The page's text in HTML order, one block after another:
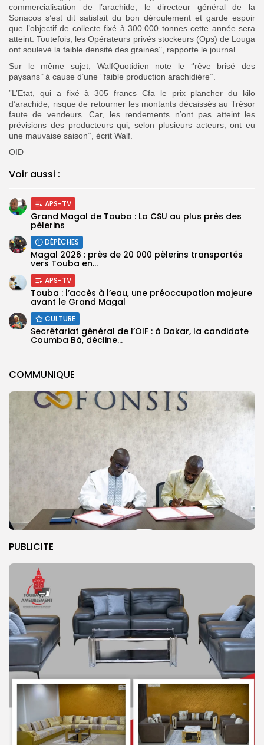
COMMUNIQUE
PUBLICITE
commercialisation de l’arachide, le directeur général de la
Sonacos s’est dit satisfait du bon déroulement et garde espoir
que l’objectif de collecte fixé à 300.000 tonnes cette année sera
atteint. Toutefois, les Opérateurs privés stockeurs (Ops) de Louga
ont soulevé la faible densité des graines’’, rapporte le journal.
Sur le même sujet, WalfQuotidien note le ‘’rêve brisé des
paysans’’ à cause d’une ‘’faible production arachidière’’.
”L’Etat, qui a fixé à 305 francs Cfa le prix plancher du kilo
d’arachide, risque de retourner les montants décaissés au Trésor
faute de vendeurs. Car, les rendements n’ont pas atteint les
prévisions des producteurs qui, selon plusieurs acteurs, ont eu
une mauvaise saison’’, écrit Walf.
OID
Voir aussi :
APS-TV
Grand Magal de Touba : La CSU au plus près des
pèlerins
DÉPÊCHES
Magal 2026 : près de 20 000 pèlerins transportés
vers Touba en...
APS-TV
Touba : l’accès à l’eau, une préoccupation majeure
avant le Grand Magal
CULTURE
Secrétariat général de l’OIF : à Dakar, la candidate
Coumba Bâ, décline...